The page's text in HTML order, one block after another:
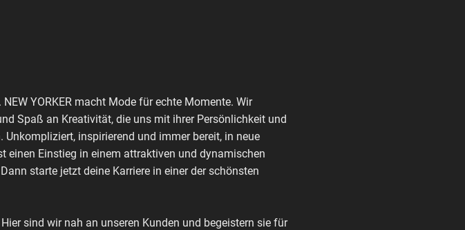
YORKER macht Mode für echte Momente. Wir
Spaß an Kreativität, die uns mit ihrer Persönlichkeit und
inspirierend und immer bereit, in neue
einen Einstieg in einem attraktiven und dynamischen
starte jetzt deine Karriere in einer der schönsten
sind wir nah an unseren Kunden und begeistern sie für